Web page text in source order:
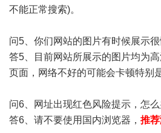
不能正常搜索)。
问5、你们网站的图片有时候展示很
答5、目前网站所展示的图片均为
页面，网络不好的可能会卡顿特别
问6、网址出现红色风险提示，怎么
答6、请不要使用国内浏览器， 推